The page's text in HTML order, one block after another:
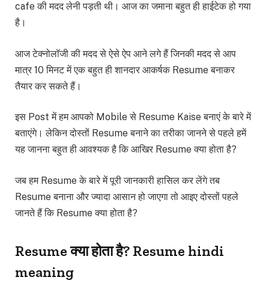
cafe की मदद लेनी पड़ती थी। आज का जमाना बहुत ही हाईटेक हो गया
है।
आज टेक्नोलॉजी की मदद से ऐसे ऐप आने लगे हैं जिनकी मदद से आप
मात्र 10 मिनट में एक बहुत ही शानदार आकर्षक Resume बनाकर
तैयार कर सकते हैं।
इस Post में हम आपको Mobile से Resume Kaise बनाएं के बारे में
बताएंगे। लेकिन दोस्तों Resume बनाने का तरीका जानने से पहले हमें
यह जानना बहुत ही आवश्यक है कि आखिर Resume क्या होता है?
जब हम Resume के बारे में पूरी जानकारी हासिल कर लेंगे तब
Resume बनाना और ज्यादा आसान हो जाएगा तो आइए दोस्तों पहले
जानते हैं कि Resume क्या होता है?
Resume क्या होता है? Resume hindi
meaning